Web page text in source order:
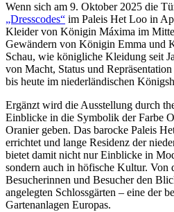
Wenn sich am 9. Oktober 2025 die
„Dresscodes“ im Paleis Het Loo in
Kleider von Königin Máxima im
Gewändern von Königin Emma und
Schau, wie königliche Kleidung seit
von Macht, Status und
bis heute im niederländischen
Ergänzt wird die Ausstellung durch
Einblicke in die Symbolik der Farbe
Oranier geben. Das barocke Paleis
errichtet und lange Residenz der
bietet damit nicht nur Einblicke in
sondern auch in höfische Kultur. Von
Besucherinnen und Besucher den
angelegten Schlossgärten – eine der
Gartenanlagen Europas.